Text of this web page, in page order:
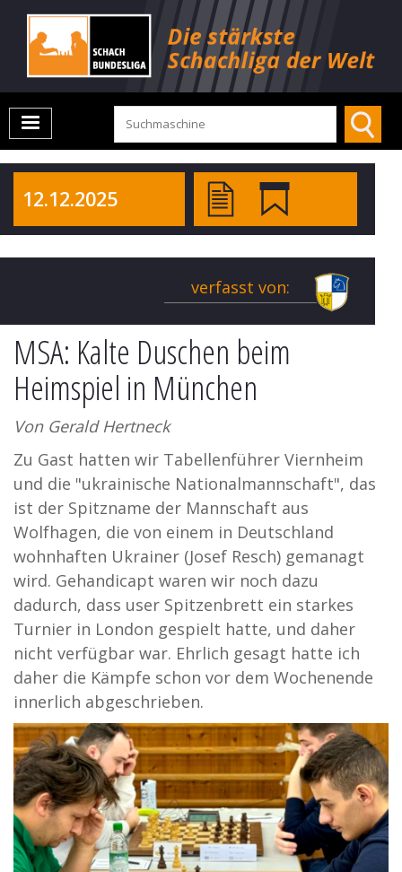
12.12.2025
verfasst von:
MSA: Kalte Duschen beim
Heimspiel in München
Von Gerald Hertneck
Zu Gast hatten wir Tabellenführer Viernheim
und die "ukrainische Nationalmannschaft", das
ist der Spitzname der Mannschaft aus
Wolfhagen, die von einem in Deutschland
wohnhaften Ukrainer (Josef Resch) gemanagt
wird. Gehandicapt waren wir noch dazu
dadurch, dass user Spitzenbrett ein starkes
Turnier in London gespielt hatte, und daher
nicht verfügbar war. Ehrlich gesagt hatte ich
daher die Kämpfe schon vor dem Wochenende
innerlich abgeschrieben.